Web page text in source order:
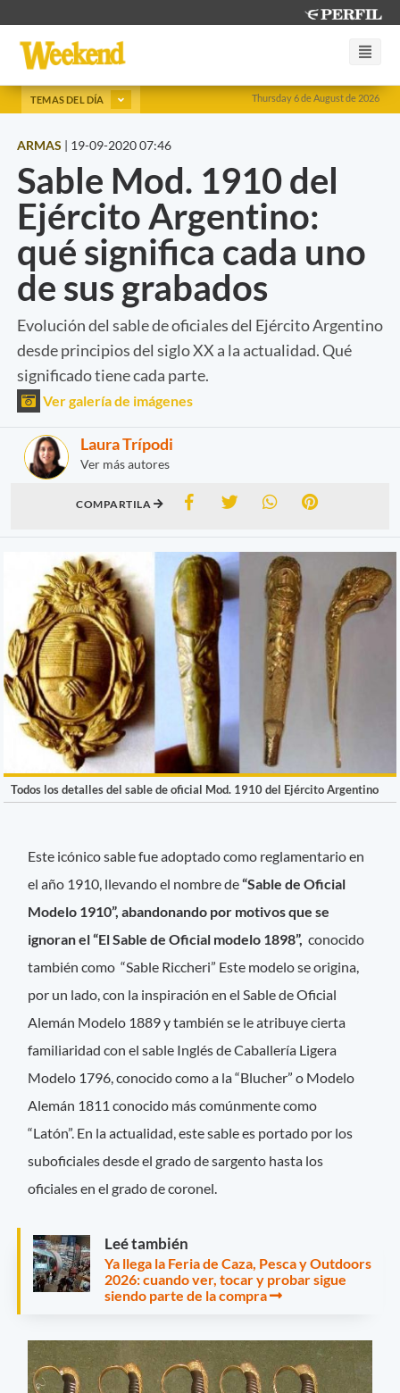
Thursday 6 de August de 2026
TEMAS DEL DÍA
ARMAS | 19-09-2020 07:46
Sable Mod. 1910 del
Ejército Argentino:
qué significa cada uno
de sus grabados
Evolución del sable de oficiales del Ejército Argentino
desde principios del siglo XX a la actualidad. Qué
significado tiene cada parte.
Ver galería de imágenes
Laura Trípodi
Ver más autores
COMPARTILA
Todos los detalles del sable de oficial Mod. 1910 del Ejército Argentino
Este icónico sable fue adoptado como reglamentario en
el año 1910, llevando el nombre de“Sable de Oficial
Modelo 1910”, abandonando por motivos que se
ignoran el “El Sable de Oficial modelo 1898”,conocido
también como “Sable Riccheri” Este modelo se origina,
por un lado, con la inspiración en el Sable de Oficial
Alemán Modelo 1889 y también se le atribuye cierta
familiaridad con el sable Inglés de Caballería Ligera
Modelo 1796, conocido como a la “Blucher” o Modelo
Alemán 1811 conocido más comúnmente como
“Latón”. En la actualidad, este sable es portado por los
suboficiales desde el grado de sargento hasta los
oficiales en el grado de coronel.
Leé también
Ya llega la Feria de Caza, Pesca y Outdoors
2026: cuando ver, tocar y probar sigue
siendo parte de la compra